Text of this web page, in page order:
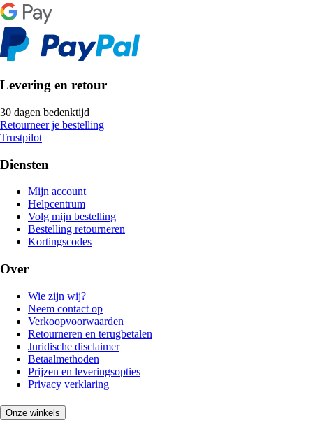
Levering en retour
30 dagen bedenktijd
Retourneer je bestelling
Trustpilot
Diensten
Mijn account
Helpcentrum
Volg mijn bestelling
Bestelling retourneren
Kortingscodes
Over
Wie zijn wij?
Neem contact op
Verkoopvoorwaarden
Retourneren en terugbetalen
Juridische disclaimer
Betaalmethoden
Prijzen en leveringsopties
Privacy verklaring
Onze winkels